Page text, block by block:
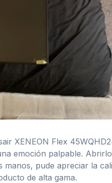
XENEON Flex
emoción palpable.
pude apreciar la
de alta gama.